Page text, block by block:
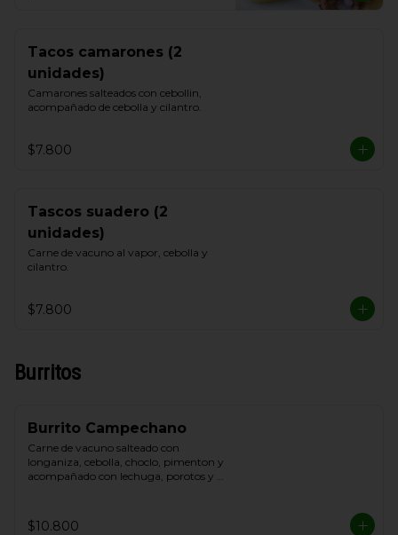
Tacos camarones (2
unidades)
Camarones salteados con cebollin,
acompañado de cebolla y cilantro.
$7.800
Tascos suadero (2
unidades)
Carne de vacuno al vapor, cebolla y
cilantro.
$7.800
Burritos
Burrito Campechano
Carne de vacuno salteado con
longaniza, cebolla, choclo, pimenton y
acompañado con lechuga, porotos y
$10.800